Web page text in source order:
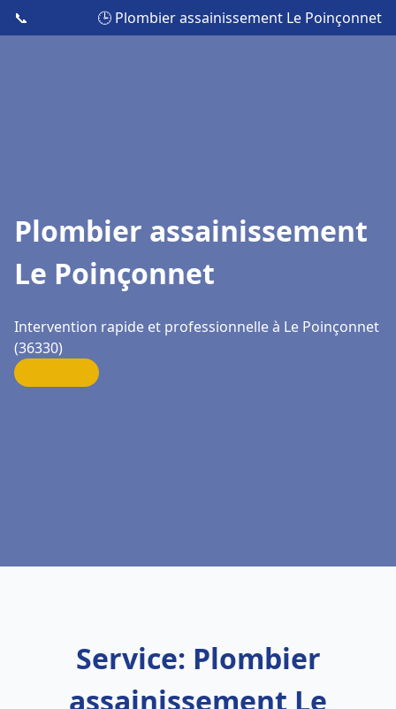
📞 🕒 Plombier assainissement Le Poinçonnet
Plombier assainissement
Le Poinçonnet
Intervention rapide et professionnelle à Le Poinçonnet
(36330)
Service: Plombier
assainissement Le